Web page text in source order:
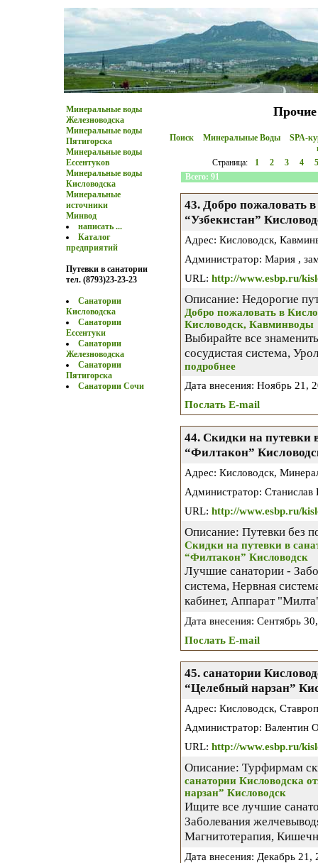
Минеральные воды
Железноводска
Минеральные воды
Пятигорска
Минеральные воды
Ессентуков
Минеральные воды
Кисловодска
Минеральные
источники
Минвод
написать ...
Каталог
предприятий
Путевки в санатории
тел. (8793)23-23-23
Санатории
Кисловодска
Санатории
Ессентуки
Санатории
Железноводска
Санатории
Пятигорска
Санатории Сочи
Прочие
Поиск Минеральные Воды
SPA-
Страница:
1 2 3 4
5
Всего: 91
43. Добро пожаловать
“Узбекистан”
Адрес: Кисловодск,
Администратор: Мария ,
URL: http://www.esbp.ru/
Описание: Недорогие
Добро пожаловать в
Кисловодск, Кавминводы
Выбирайте все
сосудистая система,
подробнее
Дата внесения: Ноябрь 21,
Послать E-mail
44. Скидки на путевки
“Филтакон”
Адрес: Кисловодск,
Администратор:
URL: http://www.esbp.ru/
Описание: Путевки без
Скидки на путевки в
“Филтакон” Кисловодск
Лучшие санатории -
система, Нервная
кабинет, Аппарат
Дата внесения: Сентябрь
Послать E-mail
45. санатории
“Целебный нарзан”
Адрес: Кисловодск,
Администратор: Валентин
URL: http://www.esbp.ru/
Описание: Турфирмам
санатории Кисловодска
нарзан” Кисловодск
Ищите все лучшие
Заболевания
Магнитотерапия,
Дата внесения: Декабрь